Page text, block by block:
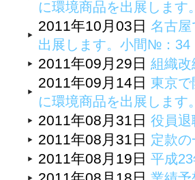
に環境商品を出展しま
2011年10月03日 名古屋
出展します。小間№：34
2011年09月29日 組織改
2011年09月14日 東京で
に環境商品を出展しま
2011年08月31日 役員退
2011年08月31日 定款
2011年08月19日 平成